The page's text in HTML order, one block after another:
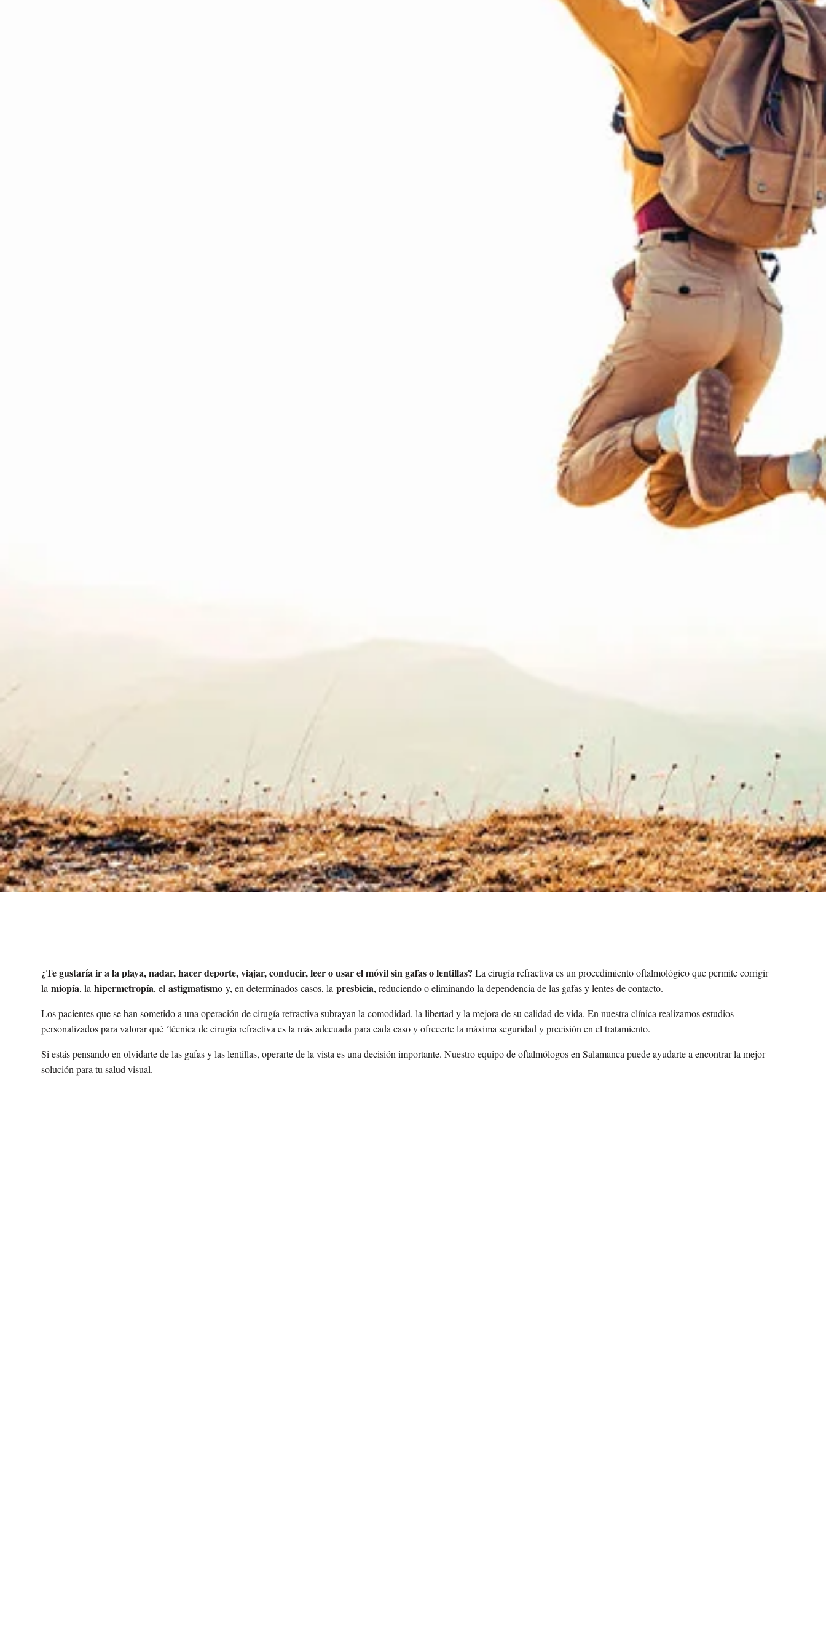
¿Te gustaría ir a la playa, nadar, hacer deporte, viajar, conducir, leer o usar el móvil sin gafas o lentillas?Lacirugía refractiva es un procedimiento oftalmológico que permitecorrigir
la miopía, la hipermetropía, el astigmatismo y, en determinados casos, la presbicia, reduciendo o eliminando la dependencia de las gafas y lentes de contacto.
Los pacientes que se han sometido a una operación de cirugía refractiva subrayan la comodidad, la libertad y la mejora de su calidad de vida. En nuestra clínica realizamos estudios
personalizados para valorar qué ´técnica de cirugía refractiva es la más adecuada para cada caso y ofrecerte la máxima seguridad y precisión en el tratamiento.
Si estás pensando en olvidarte de las gafas y las lentillas, operarte de la vista es una decisión importante. Nuestro equipo de oftalmólogos en Salamanca puede ayudarte a encontrar la mejor
solución para tu salud visual.